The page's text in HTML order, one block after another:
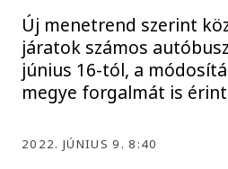
Új menetrend szerint
járatok számos
június 16-tól, a
megye forgalmát is
2022. JÚNIUS 9. 8:40